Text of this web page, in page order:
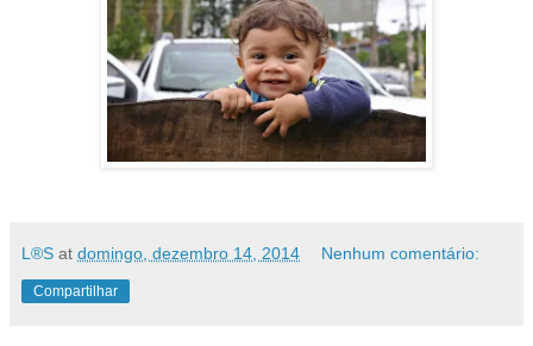
L®S at domingo, dezembro 14, 2014 Nenhum comentário:
Compartilhar